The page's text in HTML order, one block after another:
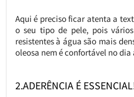
Aqui é preciso ficar atenta a
o seu tipo de pele, pois
resistentes à água são mais
oleosa nem é confortável no dia
2.ADERÊNCIA É